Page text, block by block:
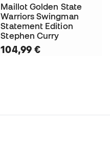
Maillot Golden State
Warriors Swingman
Statement Edition
Stephen Curry
104,99 €